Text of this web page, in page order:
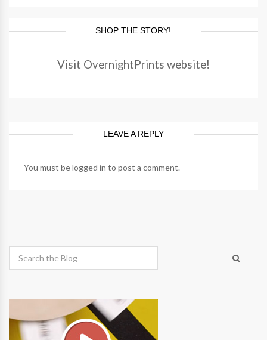
SHOP THE STORY!
Visit OvernightPrints website!
LEAVE A REPLY
You must belogged in to post a comment.